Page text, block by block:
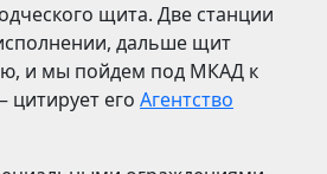
щита. Две станции
дальше щит
и мы пойдем под МКАД к
цитирует его Агентство